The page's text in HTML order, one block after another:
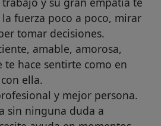
fuerza poco a poco, mirar
tomar decisiones.
amable, amorosa,
te hace sentirte como en
ella.
y mejor persona.
sin ninguna duda a